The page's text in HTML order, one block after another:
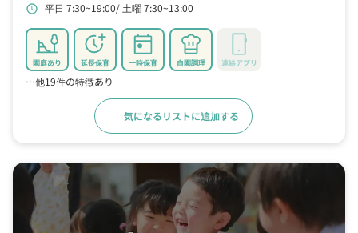
schedule 平日 7:30~19:00 土曜 7:30~13:00
園庭あり 延長保育 一時保育 自園調理 連絡アプリ
…他19件の特徴あり
気になるリストに追加する